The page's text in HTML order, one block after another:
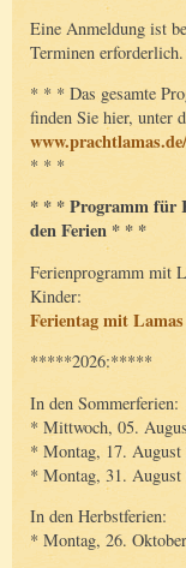
Eine Anmeldung ist
Terminen erforderlich.
* * * Das gesamte
finden Sie hier, unter
* * *
* * * Programm für
den Ferien * * *
Ferienprogramm mit
Kinder:
Ferientag mit Lamas
*****2026:*****
In den Sommerferien:
* Mittwoch, 05.
* Montag, 17. August
* Montag, 31. August
In den Herbstferien:
* Montag, 26.